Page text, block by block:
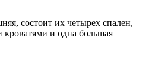
состоит их четырех спален,
кроватями и одна большая